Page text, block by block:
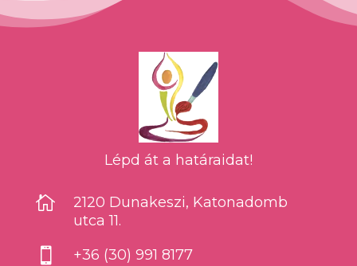
Lépd át a határaidat!

2120 Dunakeszi, Katonadomb
utca 11.
 +36 (30) 991 8177